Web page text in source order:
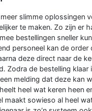
slimme oplossingen
te maken. Zo zijn er
bestellingen sneller
personeel kan de order
deze direct naar de
Zodra de bestelling klaar
melding dat deze kan
heel wat keren heen
maakt sowieso al heel